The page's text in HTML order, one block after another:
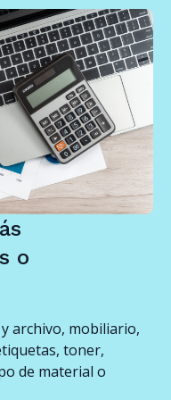
o
archivo, mobiliario,
toner,
de material o